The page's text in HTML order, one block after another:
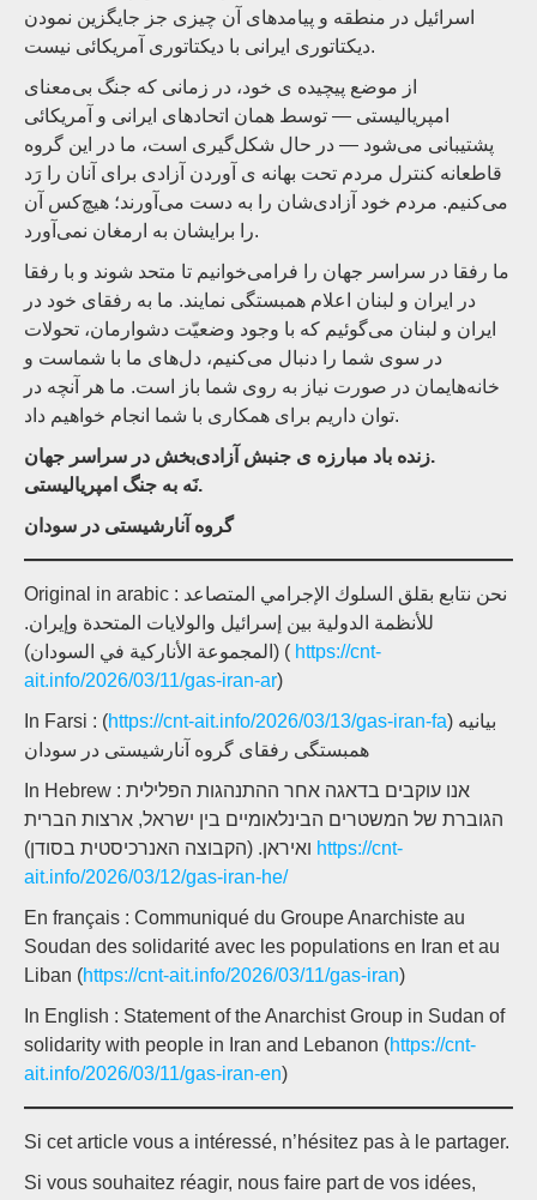
اسرائیل در منطقه و پیامدهای آن چیزی جز جایگزین نمودن
دیکتاتوری ایرانی با دیکتاتوری آمریکائی نیست.
از موضع پیچیده ی خود، در زمانی که جنگ بی‌معنای
امپریالیستی — توسط همان اتحادهای ایرانی و آمریکائی
پشتیبانی می‌شود — در حال شکل‌گیری است، ما در این گروه
قاطعانه کنترل مردم تحت بهانه ی آوردن آزادی برای آنان را رَد
می‌کنیم. مردم خود آزادی‌شان را به دست می‌آورند؛ هیچ‌کس آن
را برایشان به ارمغان نمی‌آورد.
ما رفقا در سراسر جهان را فرامی‌خوانیم تا متحد شوند و با رفقا
در ایران و لبنان اعلام همبستگی نمایند. ما به رفقای خود در
ایران و لبنان می‌گوئیم که با وجود وضعیّت دشوارمان، تحولات
در سوی شما را دنبال می‌کنیم، دل‌های ما با شماست و
خانه‌هایمان در صورت نیاز به روی شما باز است. ما هر آنچه در
توان داریم برای همکاری با شما انجام خواهیم داد.
زنده باد مبارزه ی جنبش آزادی‌بخش در سراسر جهان.
نَه به جنگ امپریالیستی.
گروه آنارشیستی در سودان
Original in arabic : نحن نتابع بقلق السلوك الإجرامي المتصاعد
للأنظمة الدولية بين إسرائيل والولايات المتحدة وإيران.
(المجموعة الأناركية في السودان) ( https://cnt-
ait.info/2026/03/11/gas-iran-ar)
In Farsi : (https://cnt-ait.info/2026/03/13/gas-iran-fa) بیانیه
همبستگی رفقای گروه آنارشیستی در سودان
In Hebrew : אנו עוקבים בדאגה אחר ההתנהגות הפלילית
הגוברת של המשטרים הבינלאומיים בין ישראל, ארצות הברית
https://cnt-
ait.info/2026/03/12/gas-iran-he/
En français : Communiqué du Groupe Anarchiste au
Soudan des solidarité avec les populations en Iran et au
Liban (https://cnt-ait.info/2026/03/11/gas-iran)
In English : Statement of the Anarchist Group in Sudan of
solidarity with people in Iran and Lebanon (https://cnt-
ait.info/2026/03/11/gas-iran-en)
Si cet article vous a intéressé, n’hésitez pas à le partager.
Si vous souhaitez réagir, nous faire part de vos idées,